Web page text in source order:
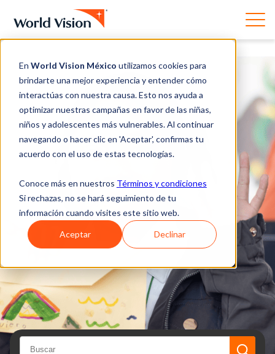
En World Vision México utilizamos cookies para
brindarte una mejor experiencia y entender cómo
interactúas con nuestra causa. Esto nos ayuda a
optimizar nuestras campañas en favor de las niñas,
niños y adolescentes más vulnerables. Al continuar
navegando o hacer clic en 'Aceptar', confirmas tu
acuerdo con el uso de estas tecnologías.
Conoce más en nuestros Términos y condiciones
Si rechazas, no se hará seguimiento de tu
información cuando visites este sitio web.
Aceptar Declinar